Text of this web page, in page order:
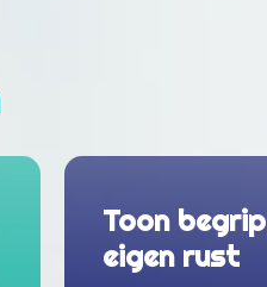
Toon
eigen rust